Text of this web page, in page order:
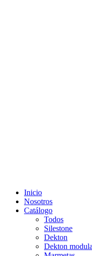
Inicio
Nosotros
Catálogo
Todos
Silestone
Dekton
Dekton